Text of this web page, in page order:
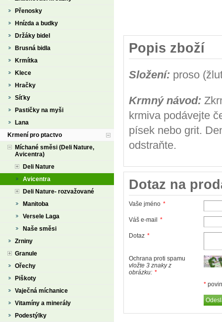
Popis zboží
Složení: proso
Krmný návod:
krmiva podávejte
písek nebo grit.
odstraňte.
Dotaz na
Vaše jméno *
Váš e-mail *
Dotaz *
Ochrana proti spamu
vložte 3 znaky z
obrázku: *
*
Přenosky
Hnízda a budky
Držáky bidel
Brusná bidla
Krmítka
Klece
Hračky
Síťky
Pastičky na myši
Lana
Krmení pro ptactvo
Míchané směsi (Deli Nature,
Avicentra)
Deli Nature
Avicentra
Deli Nature- rozvažované
Manitoba
Versele Laga
Naše směsi
Zrniny
Granule
Ořechy
Piškoty
Vaječná míchanice
Vitamíny a minerály
Podestýlky